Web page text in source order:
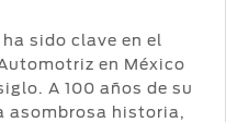
sido clave en el
en México
A 100 años de su
asombrosa historia,